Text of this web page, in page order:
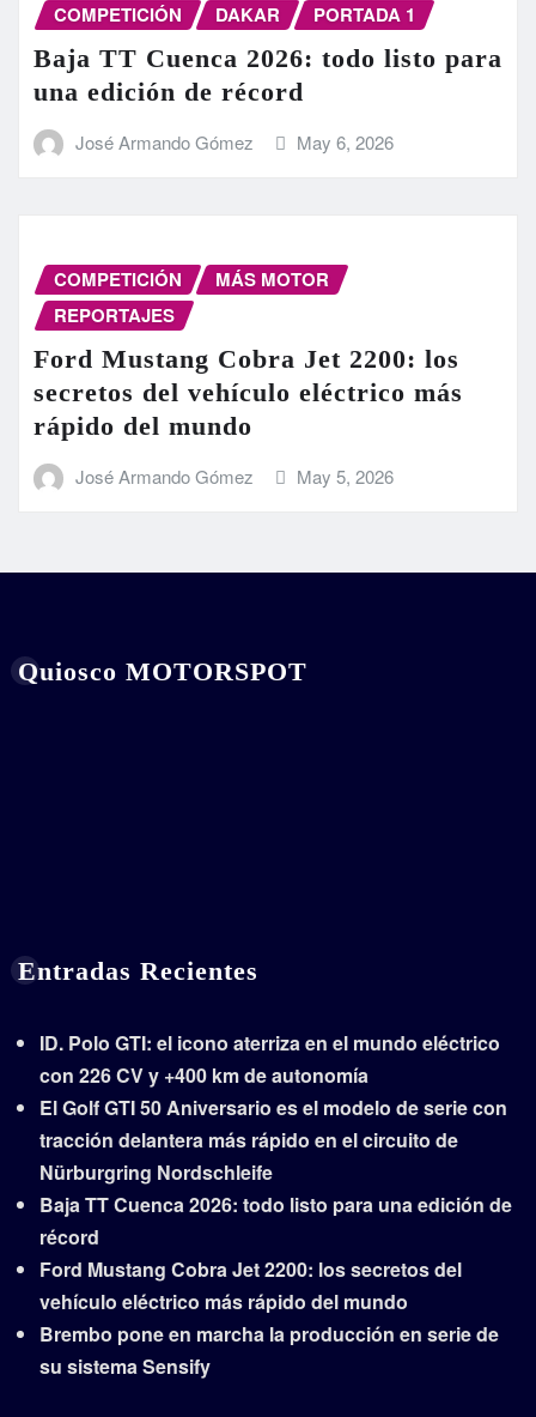
COMPETICIÓN DAKAR PORTADA 1
Baja TT Cuenca 2026: todo listo para
una edición de récord
José Armando Gómez May 6, 2026
COMPETICIÓN
MÁS MOTOR
REPORTAJES
Ford Mustang Cobra Jet 2200: los
secretos del vehículo eléctrico más
rápido del mundo
José Armando Gómez May 5, 2026
Quiosco MOTORSPOT
Entradas Recientes
ID. Polo GTI: el icono aterriza en el mundo eléctrico
con 226 CV y +400 km de autonomía
El Golf GTI 50 Aniversario es el modelo de serie con
tracción delantera más rápido en el circuito de
Nürburgring Nordschleife
Baja TT Cuenca 2026: todo listo para una edición de
récord
Ford Mustang Cobra Jet 2200: los secretos del
vehículo eléctrico más rápido del mundo
Brembo pone en marcha la producción en serie de
su sistema Sensify